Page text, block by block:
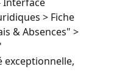
> Fiche
& Absences" >
exceptionnelle,